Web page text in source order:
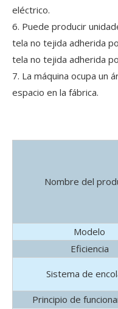
eléctrico.
6. Puede producir
tela no tejida adherida
tela no tejida adherida
7. La máquina ocupa un
espacio en la fábrica.
Nombre del
Modelo
Eficiencia
Sistema de
Principio de